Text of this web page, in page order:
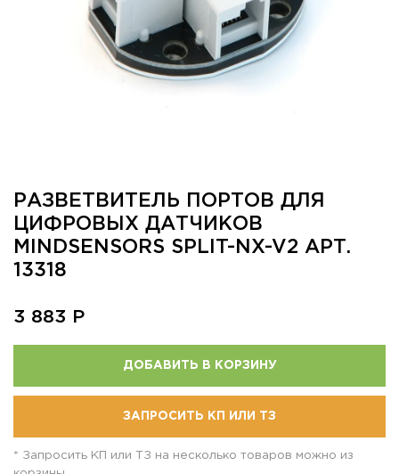
РАЗВЕТВИТЕЛЬ ПОРТОВ ДЛЯ
ЦИФРОВЫХ ДАТЧИКОВ
MINDSENSORS SPLIT-NX-V2 АРТ.
13318
3 883 Р
ДОБАВИТЬ В КОРЗИНУ
ЗАПРОСИТЬ КП ИЛИ ТЗ
* Запросить КП или ТЗ на несколько товаров можно из